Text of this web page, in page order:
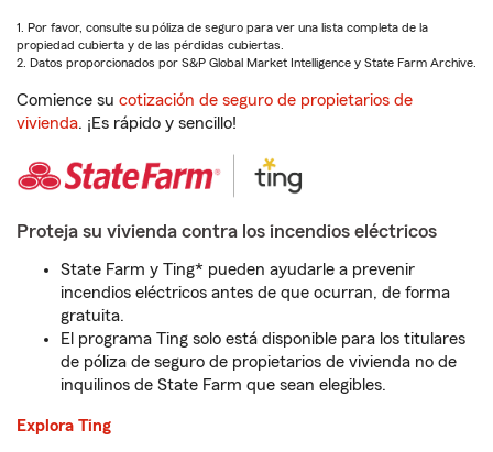
1. Por favor, consulte su póliza de seguro para ver una lista completa de la
propiedad cubierta y de las pérdidas cubiertas.
2. Datos proporcionados por S&P Global Market Intelligence y State Farm Archive.
Comience su cotización de seguro de propietarios de
vivienda. ¡Es rápido y sencillo!
Proteja su vivienda contra los incendios eléctricos
State Farm y Ting* pueden ayudarle a prevenir
incendios eléctricos antes de que ocurran, de forma
gratuita.
El programa Ting solo está disponible para los titulares
de póliza de seguro de propietarios de vivienda no de
inquilinos de State Farm que sean elegibles.
Explora Ting